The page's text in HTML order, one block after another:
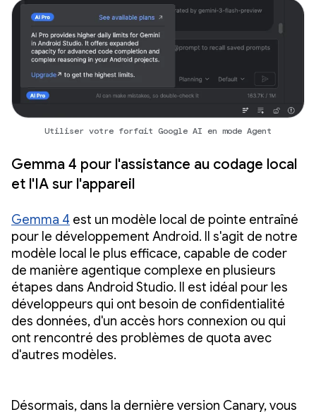
Utiliser votre forfait Google AI en mode Agent
Gemma 4 pour l'assistance au codage local
et l'IA sur l'appareil
Gemma 4 est un modèle local de pointe entraîné
pour le développement Android. Il s'agit de notre
modèle local le plus efficace, capable de coder
de manière agentique complexe en plusieurs
étapes dans Android Studio. Il est idéal pour les
développeurs qui ont besoin de confidentialité
des données, d'un accès hors connexion ou qui
ont rencontré des problèmes de quota avec
d'autres modèles.
Désormais, dans la dernière version Canary, vous